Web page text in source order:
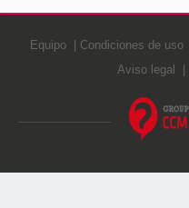
Equipo Condiciones de uso
Aviso legal